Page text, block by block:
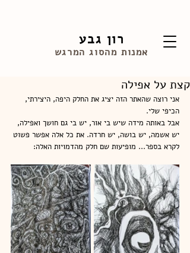
רון גבע
אמנות מהסוג המרגש
קצת על אפילה
אני רוצה שהאתר הזה יציג את החלק היפה, היצירתי,
הכיפי שלי.
אבל באותה מידה שיש בי אור, יש בי גם חושך ואפילה,
יש אשמה, יש בושה, יש חרדה. את כל אלה אפשר פשוט
לקרא בספר... מופיעות שם חלק מהדמויות האלה: